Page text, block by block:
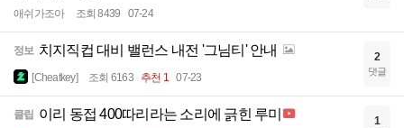
애쉬가조아 조회 8439 07-24
정보 치지직컵 대비 밸런스 내전 '그님티' 안내
[Cheatkey] 조회 6163 추천 1 07-23
2
댓글
클립 이리 동접 400따리라는 소리에 긁힌 루미 1